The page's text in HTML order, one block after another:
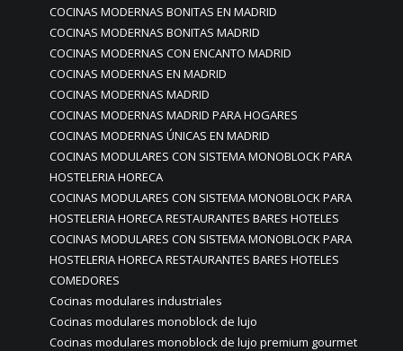
COCINAS MODERNAS BONITAS EN MADRID
COCINAS MODERNAS BONITAS MADRID
COCINAS MODERNAS CON ENCANTO MADRID
COCINAS MODERNAS EN MADRID
COCINAS MODERNAS MADRID
COCINAS MODERNAS MADRID PARA HOGARES
COCINAS MODERNAS ÚNICAS EN MADRID
COCINAS MODULARES CON SISTEMA MONOBLOCK PARA
HOSTELERIA HORECA
COCINAS MODULARES CON SISTEMA MONOBLOCK PARA
HOSTELERIA HORECA RESTAURANTES BARES HOTELES
COCINAS MODULARES CON SISTEMA MONOBLOCK PARA
HOSTELERIA HORECA RESTAURANTES BARES HOTELES
COMEDORES
Cocinas modulares industriales
Cocinas modulares monoblock de lujo
Cocinas modulares monoblock de lujo premium gourmet